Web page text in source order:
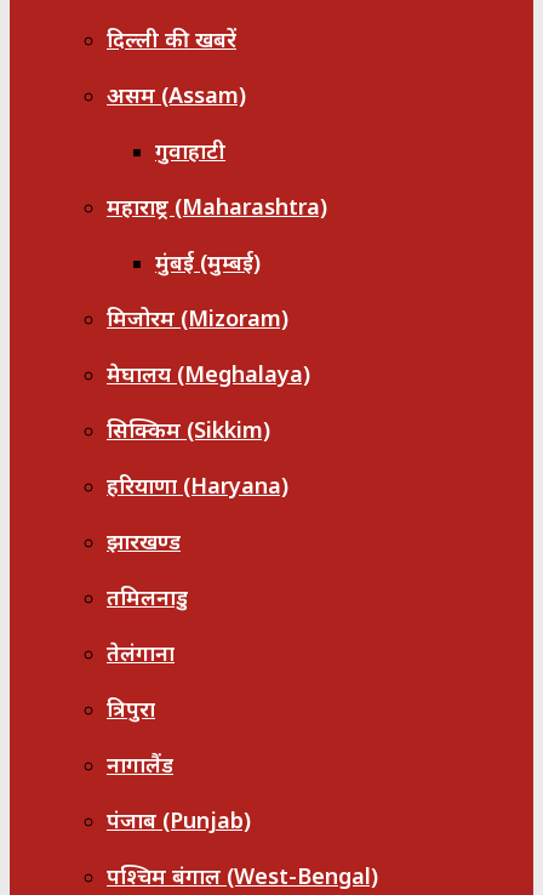
दिल्ली की खबरें
असम (Assam)
गुवाहाटी
महाराष्ट्र (Maharashtra)
मुंबई (मुम्बई)
मिजोरम (Mizoram)
मेघालय (Meghalaya)
सिक्किम (Sikkim)
हरियाणा (Haryana)
झारखण्ड
तमिलनाडु
तेलंगाना
त्रिपुरा
नागालैंड
पंजाब (Punjab)
पश्चिम बंगाल (West-Bengal)